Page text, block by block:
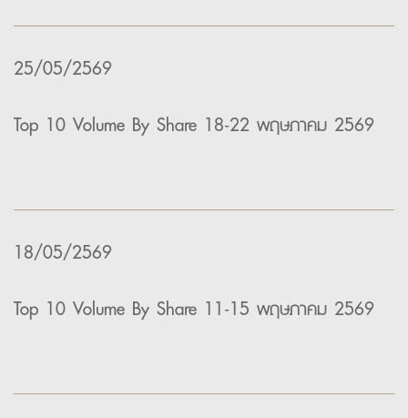
25/05/2569
Top 10 Volume By Share 18-22 พฤษภาคม 2569
18/05/2569
Top 10 Volume By Share 11-15 พฤษภาคม 2569